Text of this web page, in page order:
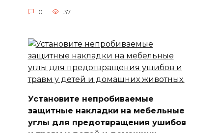
0 37
Установите непробиваемые
защитные накладки на мебельные
углы для предотвращения ушибов